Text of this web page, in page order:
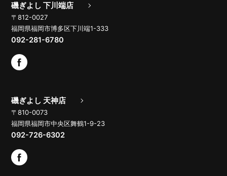
磯ぎよし 下川端店
〒812-0027
福岡県福岡市博多区下川端1-333
092-281-6780
磯ぎよし 天神店
〒810-0073
福岡県福岡市中央区舞鶴1-9-23
092-726-6302